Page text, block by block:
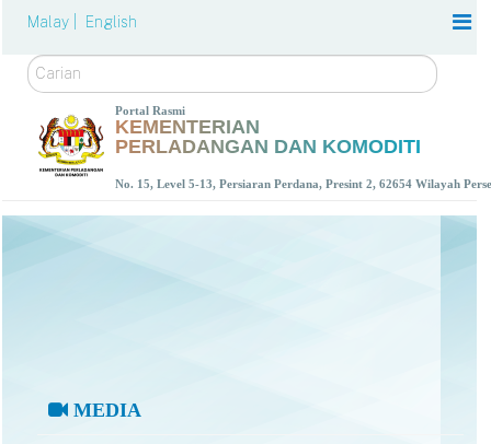
Malay | English
Carian
Portal Rasmi
KEMENTERIAN
PERLADANGAN DAN KOMODITI
No. 15, Level 5-13, Persiaran Perdana, Presint 2, 62654 Wilayah
MEDIA